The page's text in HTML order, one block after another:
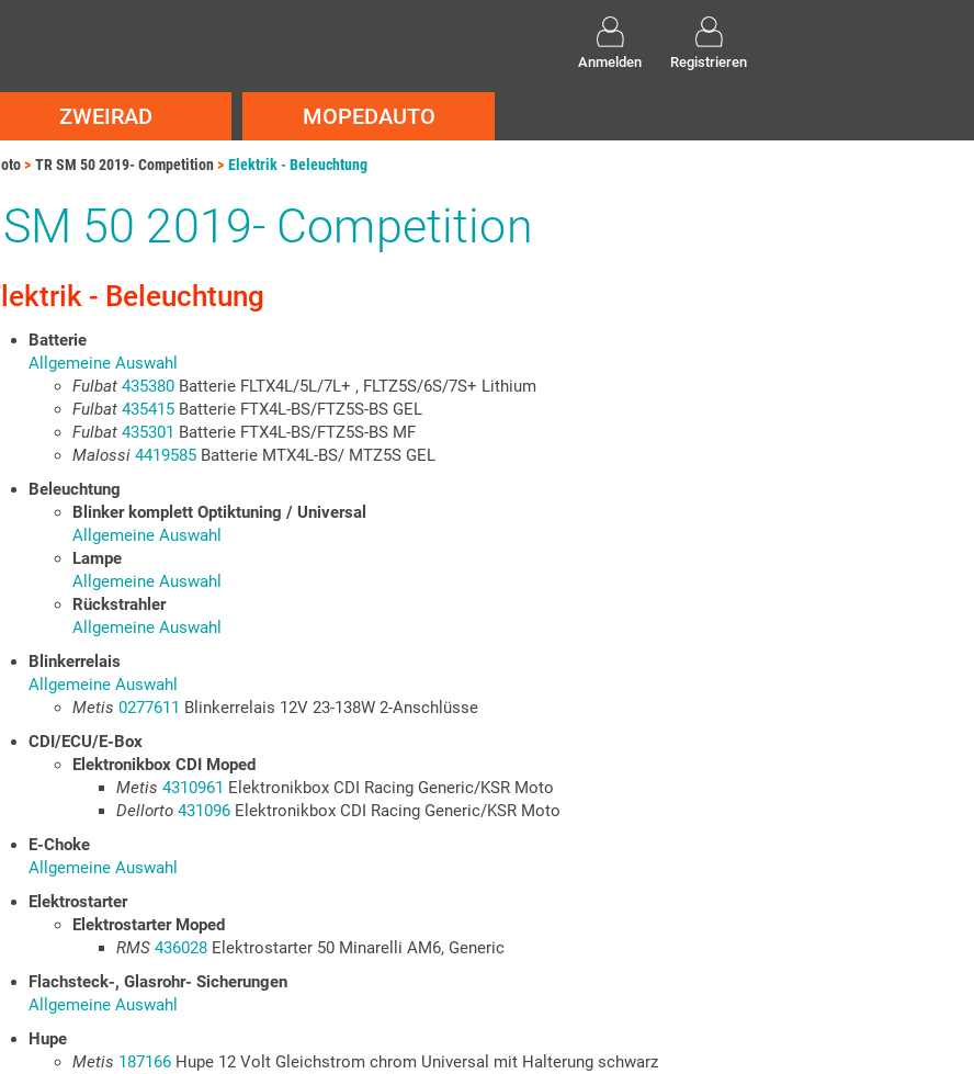
Anmelden Registrieren
ZWEIRAD MOPEDAUTO
TR SM 50 2019- Competition Elektrik - Beleuchtung
50 2019- Competition
- Beleuchtung
Batterie
Allgemeine Auswahl
Fulbat 435380 Batterie FLTX4L/5L/7L+ , FLTZ5S/6S/7S+ Lithium
Fulbat 435415 Batterie FTX4L-BS/FTZ5S-BS GEL
Fulbat 435301 Batterie FTX4L-BS/FTZ5S-BS MF
Malossi 4419585 Batterie MTX4L-BS/ MTZ5S GEL
Beleuchtung
Blinker komplett Optiktuning / Universal
Allgemeine Auswahl
Lampe
Allgemeine Auswahl
Rückstrahler
Allgemeine Auswahl
Blinkerrelais
Allgemeine Auswahl
Metis 0277611 Blinkerrelais 12V 23-138W 2-Anschlüsse
CDI/ECU/E-Box
Elektronikbox CDI Moped
Metis 4310961 Elektronikbox CDI Racing Generic/KSR Moto
Dellorto 431096 Elektronikbox CDI Racing Generic/KSR Moto
E-Choke
Allgemeine Auswahl
Elektrostarter
Elektrostarter Moped
RMS 436028 Elektrostarter 50 Minarelli AM6, Generic
Flachsteck-, Glasrohr- Sicherungen
Allgemeine Auswahl
Hupe
Metis 187166 Hupe 12 Volt Gleichstrom chrom Universal mit Halterung schwarz